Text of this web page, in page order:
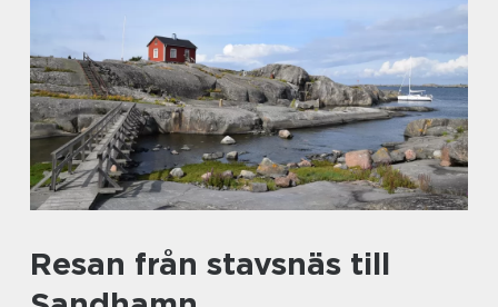
Resan från stavsnäs till